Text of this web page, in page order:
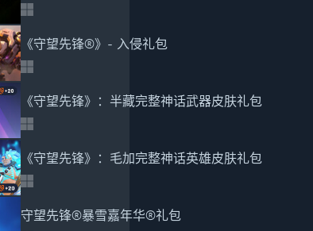
《守望先锋®》- 入侵礼包
《守望先锋》：半藏完整神话武器皮肤礼包
《守望先锋》：毛加完整神话英雄皮肤礼包
守望先锋®暴雪嘉年华®礼包